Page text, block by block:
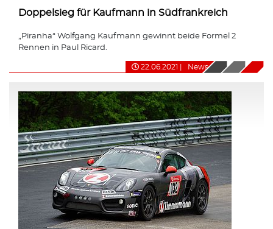
Doppelsieg für Kaufmann in Südfrankreich
„Piranha“ Wolfgang Kaufmann gewinnt beide Formel 2
Rennen in Paul Ricard.
22.06.2021 News